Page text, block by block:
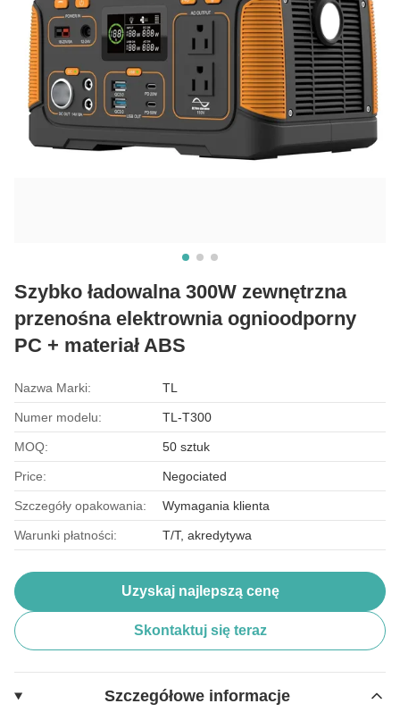
Szybko ładowalna 300W zewnętrzna
przenośna elektrownia ognioodporny
PC + materiał ABS
Nazwa Marki: TL
Numer modelu: TL-T300
MOQ: 50 sztuk
Price: Negociated
Szczegóły opakowania: Wymagania klienta
Warunki płatności: T/T, akredytywa
Uzyskaj najlepszą cenę
Skontaktuj się teraz
Szczegółowe informacje